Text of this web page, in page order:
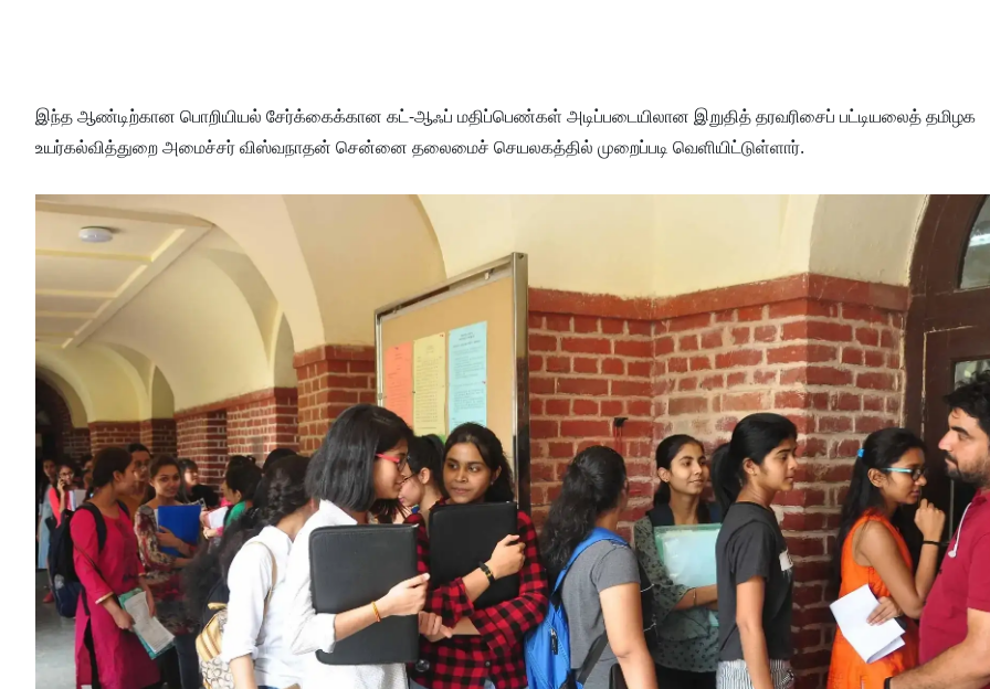
இந்த ஆண்டிற்கான பொறியியல் சேர்க்கைக்கான கட்-ஆஃப் மதிப்பெண்கள் அடிப்படையிலான இறுதித் தரவரிசைப் பட்டியலைத் தமிழக
உயர்கல்வித்துறை அமைச்சர் விஸ்வநாதன் சென்னை தலைமைச் செயலகத்தில் முறைப்படி வெளியிட்டுள்ளார்.